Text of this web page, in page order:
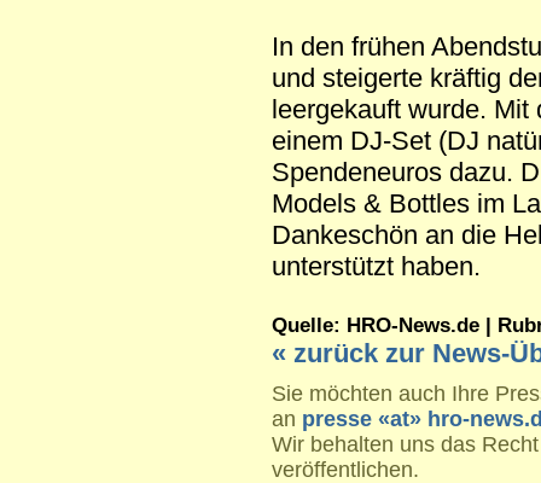
In den frühen
und steigerte kräftig
leergekauft wurde.
einem DJ-Set (DJ
Spendeneuros dazu.
Models & Bottles im
Dankeschön an die
unterstützt haben.
Quelle: HRO-News.de |
« zurück zur News-
Sie möchten auch Ihre
an presse «at» hro-
Wir behalten uns das
veröffentlichen.